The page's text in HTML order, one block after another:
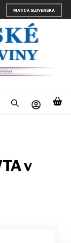
MATICA SLOVENSKÁ
v